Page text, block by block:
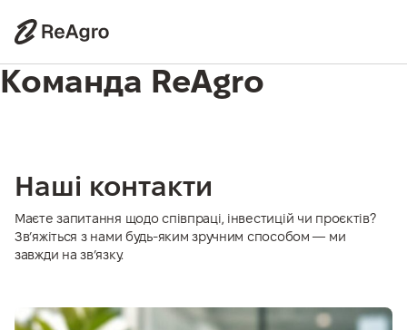
Команда ReAgro
Наші контакти
Маєте запитання щодо співпраці, інвестицій чи проєктів?
Зв’яжіться з нами будь-яким зручним способом — ми
завжди на зв’язку.